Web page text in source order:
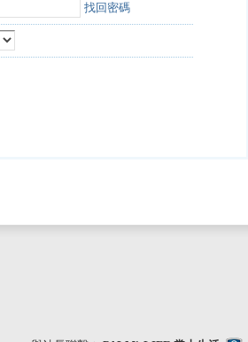
找回密碼